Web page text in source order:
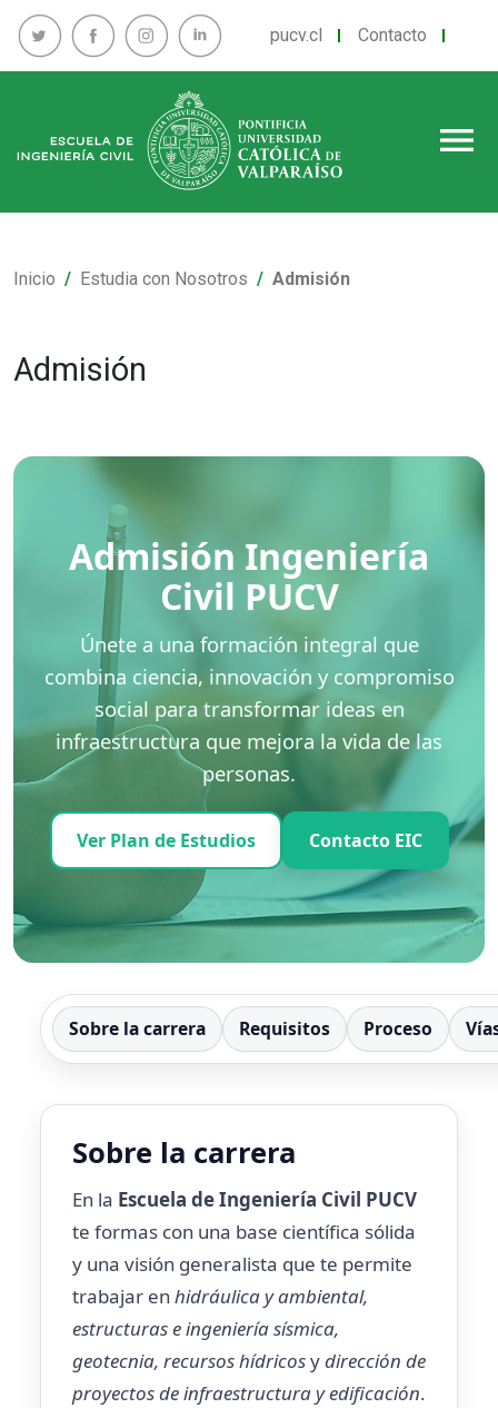
pucv.cl Contacto
menu
Inicio Estudia con Nosotros Admisión
Admisión
Admisión Ingeniería
Civil PUCV
Únete a una formación integral que
combina ciencia, innovación y compromiso
social para transformar ideas en
infraestructura que mejora la vida de las
personas.
Ver Plan de Estudios Contacto EIC
Sobre la carrera Requisitos Proceso
Sobre la carrera
En la Escuela de Ingeniería Civil PUCV
te formas con una base científica sólida
y una visión generalista que te permite
trabajar en hidráulica y ambiental,
estructuras e ingeniería sísmica,
geotecnia, recursos hídricosydirección de
proyectos de infraestructura y edificación.